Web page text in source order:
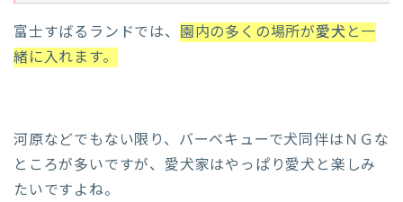
富士すばるランドでは、 園内の多くの場所が愛犬と一
緒に入れます。
河原などでもない限り、バーベキューで犬同伴はＮＧな
ところが多いですが、愛犬家はやっぱり愛犬と楽しみ
たいですよね。